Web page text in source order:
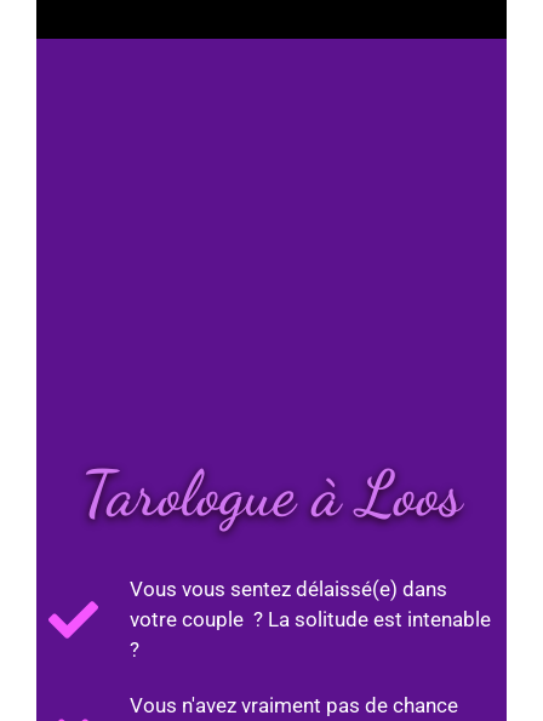
Tarologue à Loos
Vous vous sentez délaissé(e) dans
votre couple ? La solitude est intenable
?
Vous n'avez vraiment pas de chance